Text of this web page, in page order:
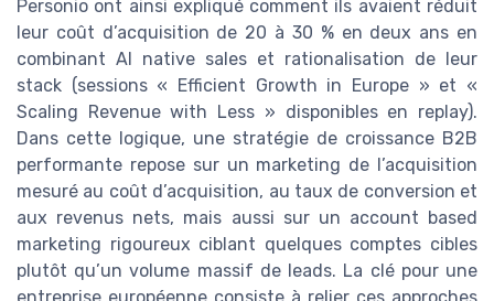
Personio ont ainsi expliqué comment ils avaient réduit
leur coût d’acquisition de 20 à 30 % en deux ans en
combinant AI native sales et rationalisation de leur
stack (sessions « Efficient Growth in Europe » et «
Scaling Revenue with Less » disponibles en replay).
Dans cette logique, une stratégie de croissance B2B
performante repose sur un marketing de l’acquisition
mesuré au coût d’acquisition, au taux de conversion et
aux revenus nets, mais aussi sur un account based
marketing rigoureux ciblant quelques comptes cibles
plutôt qu’un volume massif de leads. La clé pour une